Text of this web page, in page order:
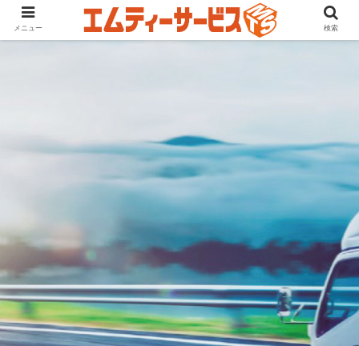
メニュー 検索